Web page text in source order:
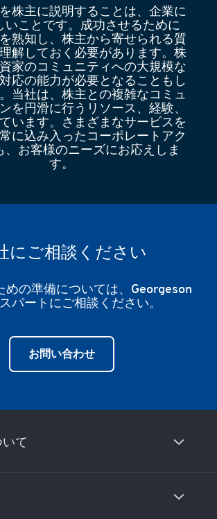
株主に説明することは、企業に
いことです。成功させるために
熟知し、株主から寄せられる質
解しておく必要があります。株
家のコミュニティへの大規模な
応の能力が必要となることもし
当社は、株主との複雑なコミュ
を円滑に行うリソース、経験、
います。さまざまなサービスを
に込み入ったコーポレートアク
、お客様のニーズにお応えしま
す。
にご相談ください
めの準備については、Georgeson
パートにご相談ください。
お問い合わせ
て